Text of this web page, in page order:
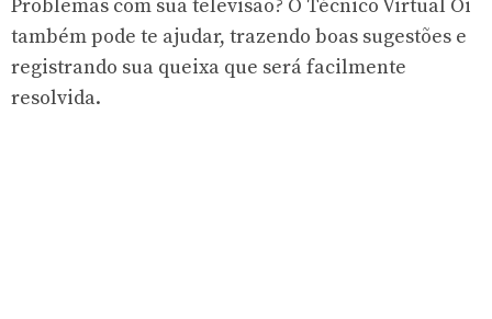
Problemas com sua televisão? O Técnico Virtual Oi
também pode te ajudar, trazendo boas sugestões e
registrando sua queixa que será facilmente
resolvida.